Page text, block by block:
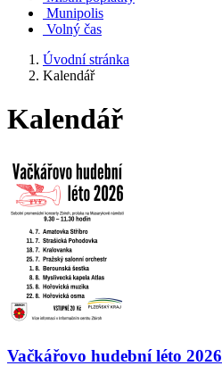
Munipolis
Volný čas
Úvodní stránka
Kalendář
Kalendář
Vačkářovo hudební léto 2026